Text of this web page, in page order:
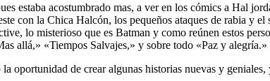
estaba acostumbrado mas, a ver en los cómics a Hal
con la Chica Halcón, los pequeños ataques de rabia y
lo misterioso que es Batman y como reúnen estos
allá,» «Tiempos Salvajes,» y sobre todo «Paz y
oportunidad de crear algunas historias nuevas y